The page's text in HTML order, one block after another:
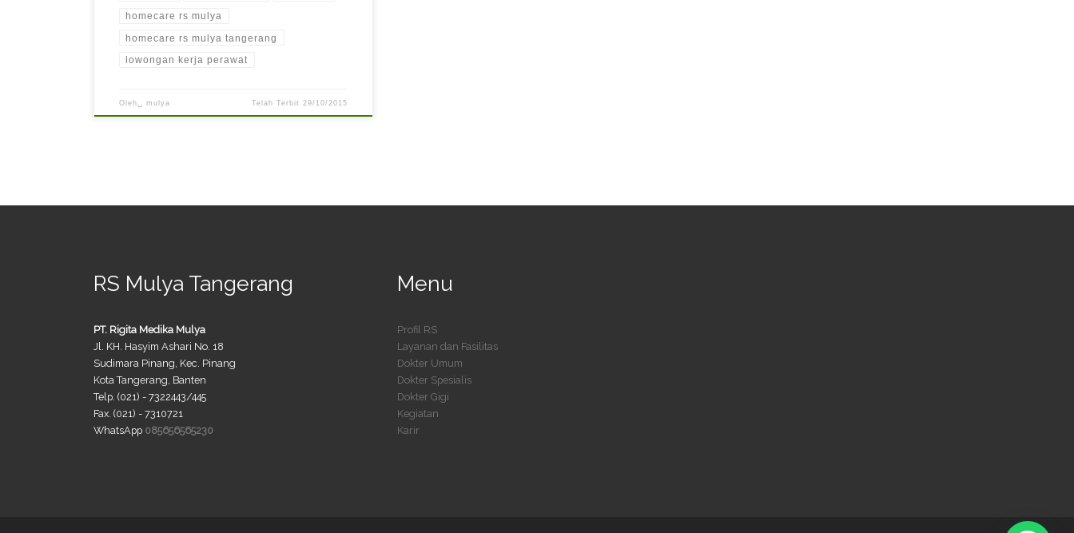
homecare rs mulya
homecare rs mulya tangerang
lowongan kerja perawat
Oleh␣mulya Telah Terbit 29/10/2015
RS Mulya Tangerang
PT. Rigita Medika Mulya
Jl. KH. Hasyim Ashari No. 18
Sudimara Pinang, Kec. Pinang
Kota Tangerang, Banten
Telp. (021) - 7322443/445
Fax. (021) - 7310721
WhatsApp 085656565230
Menu
Profil RS
Layanan dan Fasilitas
Dokter Umum
Dokter Spesialis
Dokter Gigi
Kegiatan
Karir